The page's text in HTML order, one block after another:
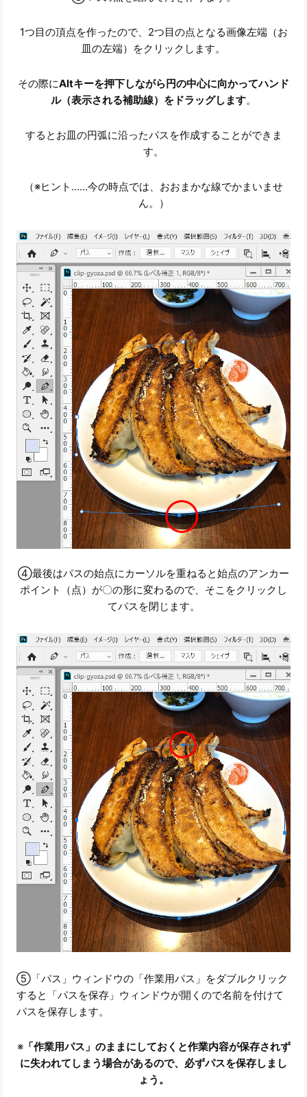
1つ目の頂点を作ったので、2つ目の点となる画像左端（お
皿の左端）をクリックします。
その際にAltキーを押下しながら円の中心に向かってハンド
ル（表示される補助線）をドラッグします。
するとお皿の円弧に沿ったパスを作成することができま
す。
（※ヒント……今の時点では、おおまかな線でかまいませ
ん。）
④最後はパスの始点にカーソルを重ねると始点のアンカー
ポイント（点）が〇の形に変わるので、そこをクリックし
てパスを閉じます。
⑤「パス」ウィンドウの「作業用パス」をダブルクリック
すると「パスを保存」ウィンドウが開くので名前を付けて
パスを保存します。
※「作業用パス」のままにしておくと作業内容が保存されず
に失われてしまう場合があるので、必ずパスを保存しまし
ょう。